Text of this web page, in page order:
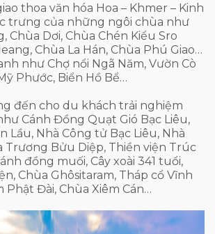
thoa văn hóa Hoa – Khmer – Kinh
trưng của những ngôi chùa như
Chùa Dơi, Chùa Chén Kiểu Sro
Chùa La Hán, Chùa Phú Giao…
như Chợ nổi Ngã Năm, Vườn Cò
Phước, Biển Hồ Bể…
đến cho du khách trải nghiệm
Cánh Đồng Quạt Gió Bạc Liêu,
Lầu, Nhà Công tử Bạc Liêu, Nhà
Trương Bửu Diệp, Thiền viện Trúc
đồng muối, Cây xoài 341 tuổi,
Chùa Ghôsitaram, Tháp cổ Vĩnh
Phật Đài, Chùa Xiêm Cán…